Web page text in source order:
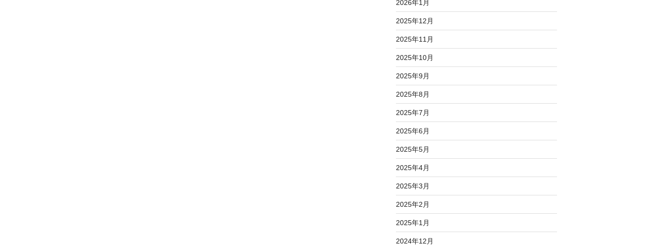
2026年1月
2025年12月
2025年11月
2025年10月
2025年9月
2025年8月
2025年7月
2025年6月
2025年5月
2025年4月
2025年3月
2025年2月
2025年1月
2024年12月